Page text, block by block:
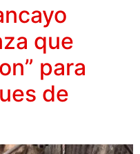
que
para
de